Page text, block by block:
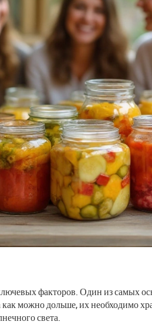
факторов. Один из самых
как можно дольше, их необходимо
света.